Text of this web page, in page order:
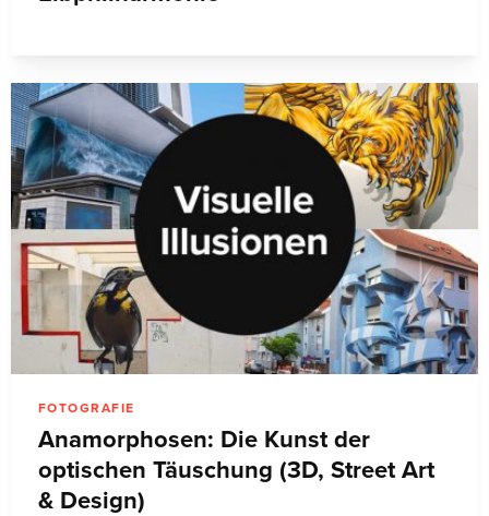
FOTOGRAFIE
Anamorphosen: Die Kunst der
optischen Täuschung (3D, Street Art
& Design)